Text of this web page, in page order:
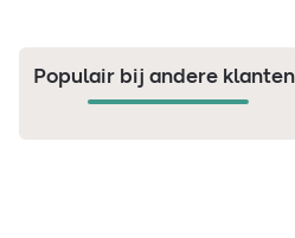
Populair bij andere klanten